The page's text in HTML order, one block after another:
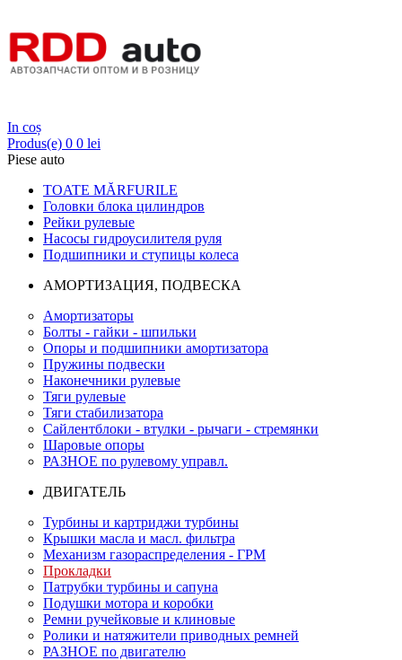
In coș
Produs(e) 0 0 lei
Piese auto
TOATE MĂRFURILE
Головки блока цилиндров
Рейки рулевые
Насосы гидроусилителя руля
Подшипники и ступицы колеса
АМОРТИЗАЦИЯ, ПОДВЕСКА
Амортизаторы
Болты - гайки - шпильки
Опоры и подшипники амортизатора
Пружины подвески
Наконечники рулевые
Тяги рулевые
Тяги стабилизатора
Сайлентблоки - втулки - рычаги - стремянки
Шаровые опоры
РАЗНОЕ по рулевому управл.
ДВИГАТЕЛЬ
Турбины и картриджи турбины
Крышки масла и масл. фильтра
Механизм газораспределения - ГРМ
Прокладки
Патрубки турбины и сапуна
Подушки мотора и коробки
Ремни ручейковые и клиновые
Ролики и натяжители приводных ремней
РАЗНОЕ по двигателю